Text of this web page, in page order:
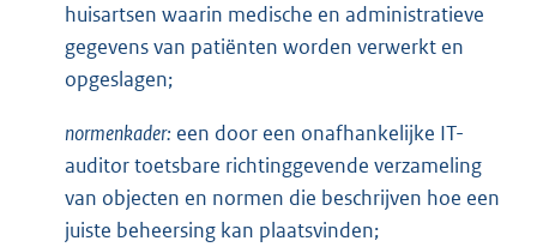
huisartsen waarin medische en administratieve
gegevens van patiënten worden verwerkt en
opgeslagen;
normenkader: een door een onafhankelijke IT-
auditor toetsbare richtinggevende verzameling
van objecten en normen die beschrijven hoe een
juiste beheersing kan plaatsvinden;